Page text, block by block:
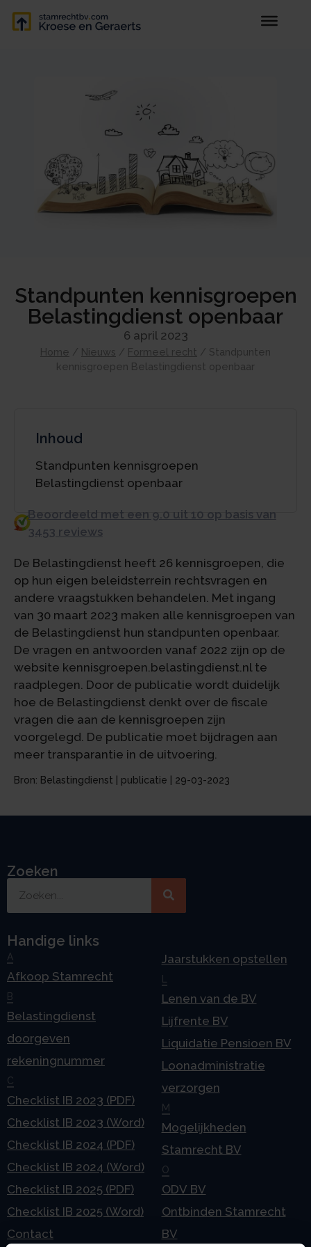
Standpunten kennisgroepen
Belastingdienst openbaar
6 april 2023
Home / Nieuws / Formeel recht / Standpunten
kennisgroepen Belastingdienst openbaar
Inhoud
Standpunten kennisgroepen
Belastingdienst openbaar
Beoordeeld met een 9.0 uit 10 op basis van
3453 reviews
De Belastingdienst heeft 26 kennisgroepen, die
op hun eigen beleidsterrein rechtsvragen en
andere vraagstukken behandelen. Met ingang
van 30 maart 2023 maken alle kennisgroepen van
de Belastingdienst hun standpunten openbaar.
De vragen en antwoorden vanaf 2022 zijn op de
website kennisgroepen.belastingdienst.nl te
raadplegen. Door de publicatie wordt duidelijk
hoe de Belastingdienst denkt over de fiscale
vragen die aan de kennisgroepen zijn
voorgelegd. De publicatie moet bijdragen aan
meer transparantie in de uitvoering.
Bron: Belastingdienst | publicatie | 29-03-2023
Zoeken
Handige links
A
Afkoop Stamrecht
B
Belastingdienst
doorgeven
rekeningnummer
C
Checklist IB 2023 (PDF)
Checklist IB 2023 (Word)
Checklist IB 2024 (PDF)
Checklist IB 2024 (Word)
Checklist IB 2025 (PDF)
Checklist IB 2025 (Word)
Contact
Jaarstukken opstellen
Lenen van de BV
Lijfrente BV
Liquidatie Pensioen BV
Loonadministratie
verzorgen
M
Mogelijkheden
Stamrecht BV
O
ODV BV
Ontbinden Stamrecht
BV